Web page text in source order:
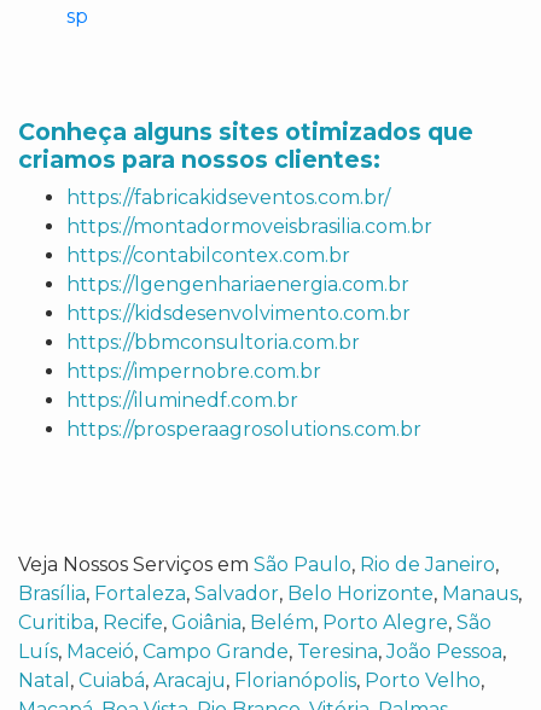
sp
Conheça alguns sites otimizados que
criamos para nossos clientes:
https://fabricakidseventos.com.br/
https://montadormoveisbrasilia.com.br
https://contabilcontex.com.br
https://lgengenhariaenergia.com.br
https://kidsdesenvolvimento.com.br
https://bbmconsultoria.com.br
https://impernobre.com.br
https://iluminedf.com.br
https://prosperaagrosolutions.com.br
Veja Nossos Serviços em São Paulo, Rio de Janeiro,
Brasília, Fortaleza, Salvador, Belo Horizonte, Manaus,
Curitiba, Recife, Goiânia, Belém, Porto Alegre, São
Luís, Maceió, Campo Grande, Teresina,João Pessoa,
Natal , Cuiabá, Aracaju, Florianópolis, Porto Velho,